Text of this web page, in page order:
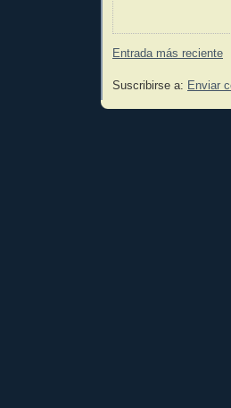
Entrada más reciente
Suscribirse a: Enviar